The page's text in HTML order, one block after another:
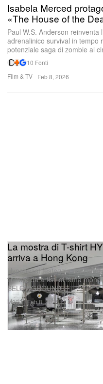
Film & TV
Isabela Merced
«The House of the
Paul W.S. Anderson reinventa
adrenalinico survival in tempo
potenziale saga di zombie al
10 Fonti
Feb 8, 2026
Moda
La mostra di T-shirt
arriva a Hong Kong
Hypebeast festeggia
firmate da artisti di fama
BELOWGROUND.
Feb 8, 2026